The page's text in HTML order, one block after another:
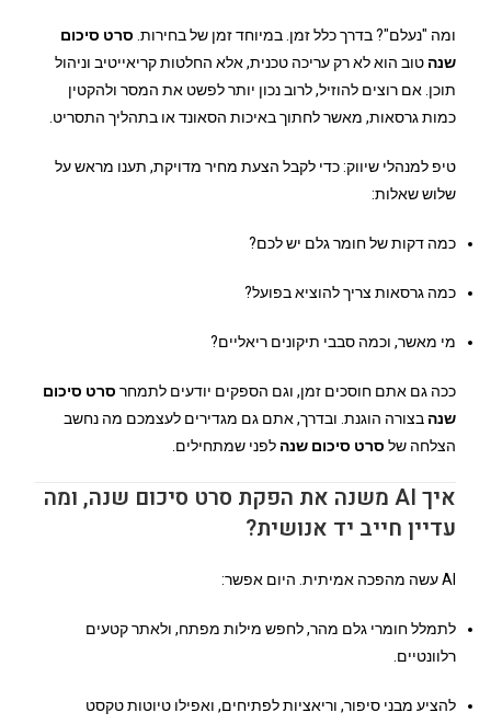
ומה "נעלם"? בדרך כלל זמן. במיוחד זמן של בחירות. סרט סיכום
שנה טוב הוא לא רק עריכה טכנית, אלא החלטות קריאייטיב וניהול
תוכן. אם רוצים להוזיל, לרוב נכון יותר לפשט את המסר ולהקטין
כמות גרסאות, מאשר לחתוך באיכות הסאונד או בתהליך התסריט.
טיפ למנהלי שיווק: כדי לקבל הצעת מחיר מדויקת, תענו מראש על
שלוש שאלות:
כמה דקות של חומר גלם יש לכם?
כמה גרסאות צריך להוציא בפועל?
מי מאשר, וכמה סבבי תיקונים ריאליים?
ככה גם אתם חוסכים זמן, וגם הספקים יודעים לתמחר סרט סיכום
שנה בצורה הוגנת. ובדרך, אתם גם מגדירים לעצמכם מה נחשב
הצלחה של סרט סיכום שנה לפני שמתחילים.
איך AI משנה את הפקת סרט סיכום שנה, ומה
עדיין חייב יד אנושית?
AI עשה מהפכה אמיתית. היום אפשר:
לתמלל חומרי גלם מהר, לחפש מילות מפתח, ולאתר קטעים
רלוונטיים.
להציע מבני סיפור, וריאציות לפתיחים, ואפילו טיוטות טקסט